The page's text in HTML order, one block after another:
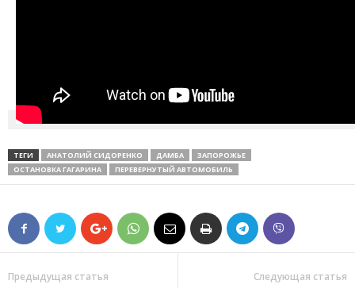
ТЕГИ АНАТОЛИЙ СИДОРЕНКО ДАМБА
ЗАПОРОЖЬЕ
ОСТАНОВКА ГАГАРИНА
ПЕРЕВЕРНУТЫЙ АВТОМОБИЛЬ
Предыдущая статья Следующая статья